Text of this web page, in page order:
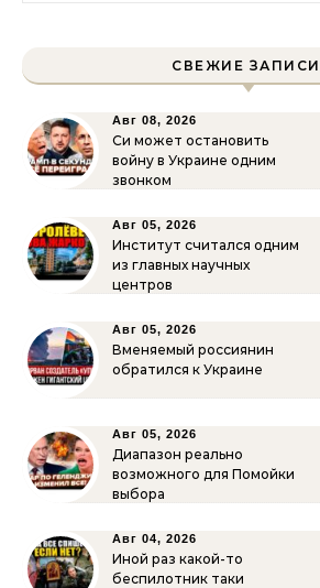
СВЕЖИЕ ЗАПИСИ
Авг 08, 2026
Си может остановить
войну в Украине одним
звонком
Авг 05, 2026
Институт считался одним
из главных научных
центров
Авг 05, 2026
Вменяемый россиянин
обратился к Украине
Авг 05, 2026
Диапазон реально
возможного для Помойки
выбора
Авг 04, 2026
Иной раз какой-то
беспилотник таки